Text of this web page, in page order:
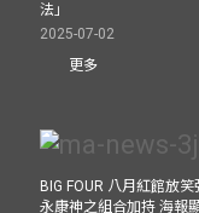
法」
2025-07-02
更多
BIG FOUR 八月紅館放
永康神之組合加持 海報